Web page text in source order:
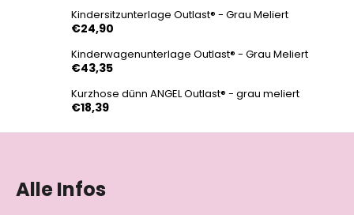
Kindersitzunterlage Outlast® - Grau Meliert
€24,90
Kinderwagenunterlage Outlast® - Grau Meliert
€43,35
Kurzhose dünn ANGEL Outlast® - grau meliert
€18,39
F
Alle Infos